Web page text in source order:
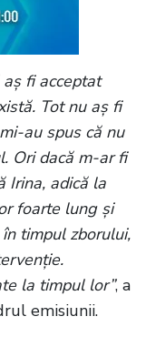
fi acceptat
Tot nu aș fi
au spus că nu
Ori dacă m-ar fi
Irina, adică la
foarte lung și
timpul zborului,
la timpul lor”, a
emisiunii.